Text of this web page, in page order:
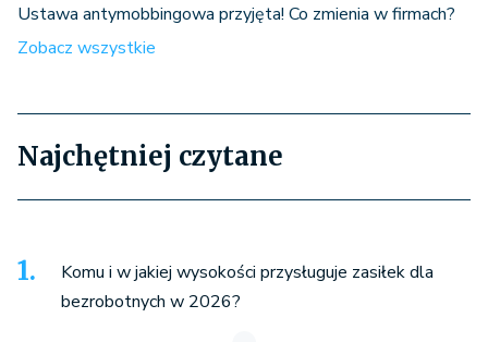
Ustawa antymobbingowa przyjęta! Co zmienia w firmach?
Zobacz wszystkie
Najchętniej czytane
Komu i w jakiej wysokości przysługuje zasiłek dla
bezrobotnych w 2026?